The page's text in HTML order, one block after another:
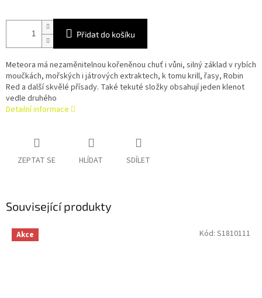
Přidat do košíku
Meteora má nezaměnitelnou kořeněnou chuť i vůni, silný základ v rybích
moučkách, mořských i játrových extraktech, k tomu krill, řasy, Robin
Red a další skvělé přísady. Také tekuté složky obsahují jeden klenot
vedle druhého
Detailní informace
ZEPTAT SE HLÍDAT SDÍLET
Související produkty
Akce Kód: S1810111